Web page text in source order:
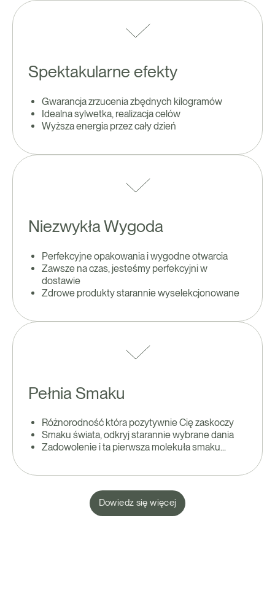
Spektakularne efekty
Gwarancja zrzucenia zbędnych kilogramów
Idealna sylwetka, realizacja celów
Wyższa energia przez cały dzień
Niezwykła Wygoda
Perfekcyjne opakowania i wygodne otwarcia
Zawsze na czas, jesteśmy perfekcyjni w
dostawie
Zdrowe produkty starannie wyselekcjonowane
Pełnia Smaku
Różnorodność która pozytywnie Cię zaskoczy
Smaku świata, odkryj starannie wybrane dania
Zadowolenie i ta pierwsza molekuła smaku...
Dowiedz się więcej